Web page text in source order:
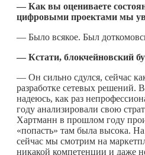
— Как вы оцениваете
цифровыми проектами мы
— Было всякое. Был
— Кстати, блокчейновский
— Он сильно сдулся, сейчас
разработке сетевых решений.
надеюсь, как раз
году анализировали свою
Хартманн в прошлом году
«попасть» там была высока.
сейчас мы смотрим на
никакой компетенции и даже